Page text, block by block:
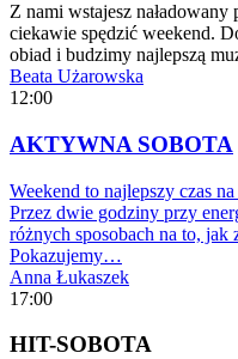
Z nami wstajesz
ciekawie spędzić weekend.
obiad i budzimy najlepszą
Beata Użarowska
12:00
AKTYWNA SOBOTA
Weekend to najlepszy czas
Przez dwie godziny przy
różnych sposobach na to,
Pokazujemy…
Anna Łukaszek
17:00
HIT-SOBOTA